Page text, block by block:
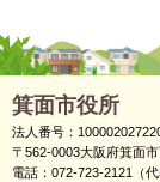
箕面市役所
法人番号：
〒562-0003大阪府箕面
電話：072-723-2121（代